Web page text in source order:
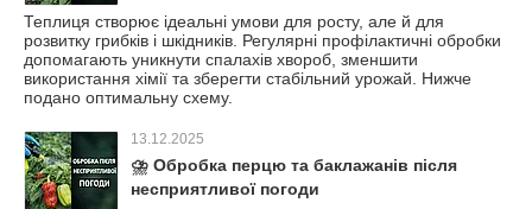
Теплиця створює ідеальні умови для росту, але й для
розвитку грибків і шкідників. Регулярні профілактичні обробки
допомагають уникнути спалахів хвороб, зменшити
використання хімії та зберегти стабільний урожай. Нижче
подано оптимальну схему.
13.12.2025
⛈ Обробка перцю та баклажанів після
несприятливої погоди